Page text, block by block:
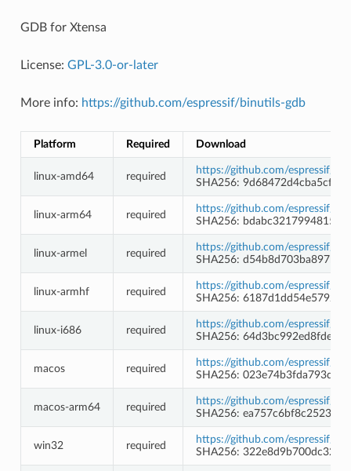
GDB for Xtensa
License: GPL-3.0-or-later
More info: https://github.com/espressif/binutils-gdb
Platform Required Download
linux-amd64 required
https://github.com/espressif/
SHA256:
linux-arm64 required
https://github.com/espressif/
SHA256:
linux-armel required
https://github.com/espressif/
SHA256:
linux-armhf required
https://github.com/espressif/
SHA256:
linux-i686 required
https://github.com/espressif/
SHA256:
macos required
https://github.com/espressif/
SHA256:
macos-arm64 required
https://github.com/espressif/
SHA256:
win32 required
https://github.com/espressif/
SHA256: